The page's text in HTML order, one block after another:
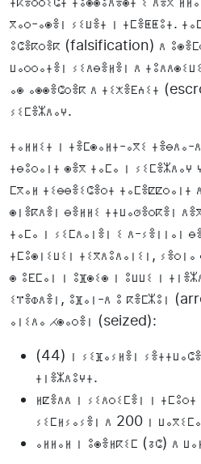
ⴳⴰⵔ-ⴰⵙⴻⵏ ⵢⵉⵡⴻⵜ ⵏ ⵜⵎⴻⵟⵟⵓⵜ.
ⵓⵛⴻⴽⵔⴻⴽ (falsification) ⴷ
ⵡⴰⵔⵔⴰⵜⴻⵏ ⵢⵉⴷⴱⴻⵍⴻⵏ ⴷ
ⴰⵙ ⴰⵙⵙⴻⵛⵔⴻⴽ ⴷ ⵜⵉⵅⴻⴹⵄⵉⵜ
ⵢⵉⵎⴻⵣⴷⴰⵖ.
ⵜⴰⵍⵍⵉⵜ ⵏ ⵜⴻⵎⵙⴰⵍⵜ-ⴰⴳⵉ ⵜⴻⴱⴷⴰ-
ⵜⴱⵓⵔⴰⵏⵜ ⵙⴻⴳ ⵜⴰⵎⴰ ⵏ ⵢⵉⵎⴻⵣⴷⴰⵖ
ⵎⴳⴰⵍ ⵜⵉⴱⴱⴻⵉⵛⴻⵔⵜ ⵜⴰⵎⴻⵇⵇⵔⴰⵏⵜ
ⵙⵏⴻⴽⴷⴻⵏ ⴱⴻⵍⵍⵉ ⵜⵜⵡⴰⵚⴻⵔⴽⴻⵏ
ⵜⴰⵎⴰ ⵏ ⵢⵉⵎⴷⴰⵏⴻⵏ ⵉ ⴷ-ⵢⴻⵏⵏⴰⵏ
ⵜⵎⵓⵙⵏⵉⵡⵉⵏ ⵜⵉⴳⴷⵓⴷⴰⵏⵉⵏ,
ⵙ ⵓⴹⵎⴰⵏ ⵏ ⵓⴼⵙⵉⵙ ⵏ ⵓⵡⵡⵉ ⵏ
ⵉⴶⴻⵀⴷⴻⵏ, ⵓⴼⴰⵏ-ⴷ ⵓ ⴽⴻⵎⵣⵓⵏ
ⴰⵏⵉⴷⴰ ⵃⵙⴰⵔⴻⵏ (seized):
(44) ⵏ ⵢⵉⴼⴰⵢⵍⴻⵏ
ⵜⵏⴻⵣⴷⵓⵖⵜ.
ⵍⵇⴻⴷⴷ ⵏ ⵢⵉⴷⵔⵉⵎⴻⵏ ⵏ
ⵢⵉⵎⵍⵢⴰⵢⴻⵏ ⴷ 200 ⵏ
ⴰⵍⵍⴰⵍ ⵏ ⵓⵙⴻⵍⴽⵉⵎ (ⵒⵛ) ⴷ